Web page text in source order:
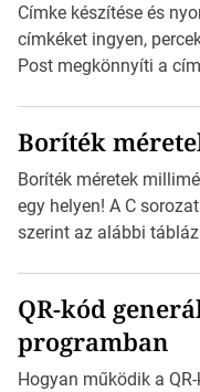
Címke készítése és
címkéket ingyen,
Post megkönnyíti a
igazán foroghatnak a
zajlik a saját címke
Válasszon méretet és
méretét. Akár néhány
Boríték
Boríték méretek
egy helyen! A C
szerint az alábbi
mutatja az A4-es
észak-amerikai boríték
vonatkozik. Boríték
QR-kód
programban
Hogyan működik a